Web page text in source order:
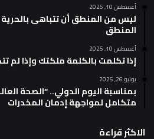
أغسطس 10, 2025
ليس من المنطق أن تتباهى
المنطق
أغسطس 10, 2025
إذا تكلمت بالكلمة ملكتك وإذا لم
يونيو 26, 2025
بمناسبة اليوم الدولي.. “الصحة
متكامل لمواجهة إدمان المخدرات
الاكثر قراءة